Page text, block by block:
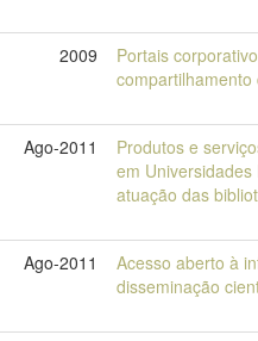
2009
Portais
Ago-2011
Produtos e
em
atuação das
Ago-2011
Acesso aberto à
disseminação